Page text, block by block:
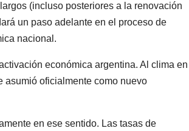
(incluso posteriores a la renovación
un paso adelante en el proceso de
nacional.
económica argentina. Al clima en
asumió oficialmente como nuevo
en ese sentido. Las tasas de